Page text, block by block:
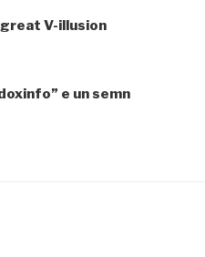
V-illusion
e un semn